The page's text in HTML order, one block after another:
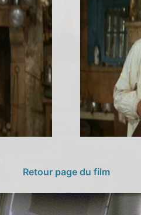
Retour page du film